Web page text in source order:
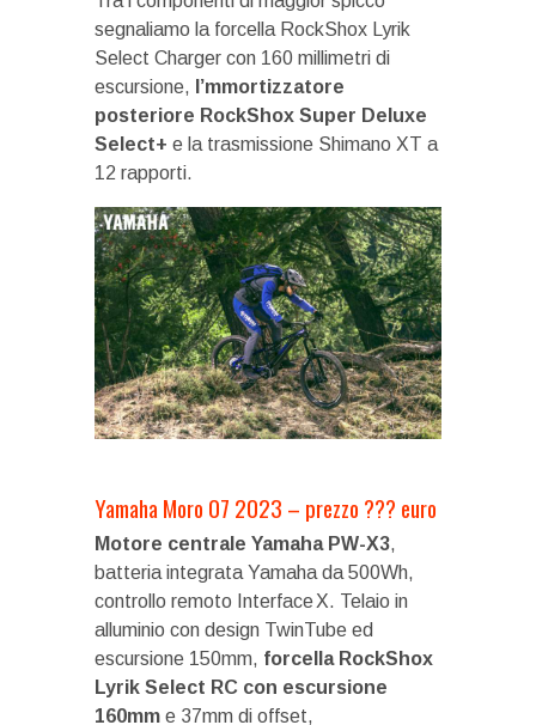
segnaliamo la forcella RockShox Lyrik
Select Charger con 160 millimetri di
escursione,
l’mmortizzatore
posteriore RockShox Super Deluxe
Select+ e la trasmissione Shimano XT a
12 rapporti.
Yamaha Moro 07 2023 – prezzo ??? euro
Motore centrale Yamaha PW-X3,
batteria integrata Yamaha da 500Wh,
controllo remoto Interface X. Telaio in
alluminio con design TwinTube ed
escursione 150mm, forcella RockShox
Lyrik Select RC con escursione
160mm e 37mm di offset,